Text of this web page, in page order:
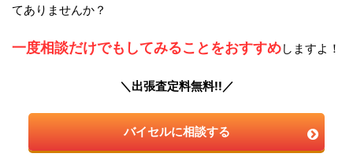
てありませんか？
一度相談だけでもしてみることをおすすめしますよ！
＼出張査定料無料!!／
バイセルに相談する